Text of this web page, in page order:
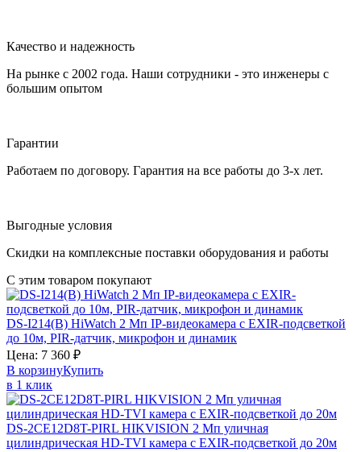
Качество и надежность
На рынке с 2002 года. Наши сотрудники - это инженеры с
большим опытом
Гарантии
Работаем по договору. Гарантия на все работы до 3-х лет.
Выгодные условия
Скидки на комплексные поставки оборудования и работы
С этим товаром покупают
DS-I214(B) HiWatch 2 Мп IP-видеокамера с EXIR-подсветкой
до 10м, PIR-датчик, микрофон и динамик
Цена: 7 360 ₽
В корзинуКупить
в 1 клик
DS-2CE12D8T-PIRL HIKVISION 2 Мп уличная
цилиндрическая HD-TVI камера с EXIR-подсветкой до 20м